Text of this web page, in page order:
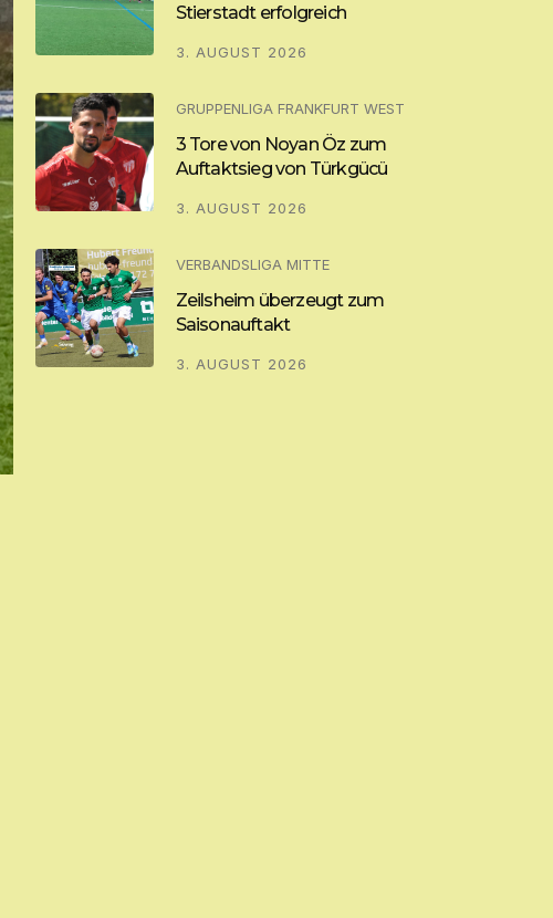
Stierstadt erfolgreich
3. AUGUST 2026
GRUPPENLIGA FRANKFURT WEST
3 Tore von Noyan Öz zum
Auftaktsieg von Türkgücü
3. AUGUST 2026
VERBANDSLIGA MITTE
Zeilsheim überzeugt zum
Saisonauftakt
3. AUGUST 2026